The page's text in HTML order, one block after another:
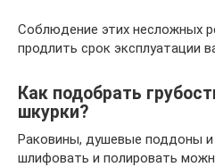
Соблюдение этих несложных
продлить срок эксплуатации
Как подобрать
шкурки?
Раковины, душевые поддоны и
шлифовать и полировать